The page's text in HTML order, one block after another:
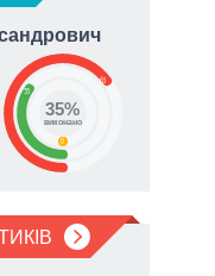
65
35
0
35%
виконано